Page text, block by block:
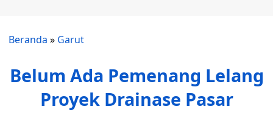
Beranda » Garut
Belum Ada Pemenang Lelang
Proyek Drainase Pasar